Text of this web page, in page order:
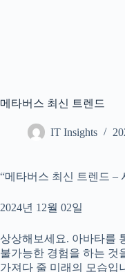
메타버스 최신 트렌드
IT Insights
“메타버스 최신 트렌드 –
2024년 12월 02일
상상해보세요. 아바타를
불가능한 경험을 하는 것
가져다 줄 미래의 모습입